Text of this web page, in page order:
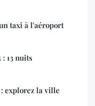
taxi à l'aéroport
13 nuits
: explorez la ville